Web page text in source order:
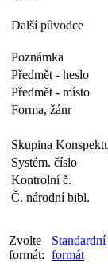
Další původce
Poznámka
Předmět - heslo
Předmět - místo
Forma, žánr
Skupina
Systém. číslo
Kontrolní č.
Č. národní bibl.
Zvolte
formát:
Standardní
formát